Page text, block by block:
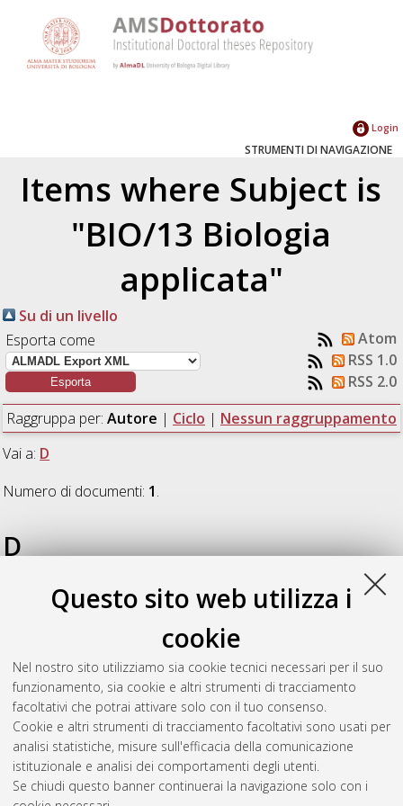
Questo sito web utilizza i
cookie
Nel nostro sito utilizziamo sia cookie tecnici necessari per il suo
funzionamento, sia cookie e altri strumenti di tracciamento
facoltativi che potrai attivare solo con il tuo consenso.
Cookie e altri strumenti di tracciamento facoltativi sono usati per
analisi statistiche, misure sull'efficacia della comunicazione
istituzionale e analisi dei comportamenti degli utenti.
Se chiudi questo banner continuerai la navigazione solo con i
Login
STRUMENTI DI NAVIGAZIONE
Items where Subject is
"BIO/13 Biologia
applicata"
Su di un livello
Esporta come
Atom
RSS 1.0
RSS 2.0
Raggruppa per: Autore | Ciclo | Nessun raggruppamento
Vai a: D
Numero di documenti: 1.
D
Di Tullio, Simona(2009)Variazione dell'espressione genica
indotta dall'esercizio fisico moderato:effetti benefici per
l'apparato cardiovascolare, [Dissertation thesis], Alma Mater
Studiorum Università di Bologna. Dottorato di ricerca in
Biotecnologie dello sviluppo e della riproduzione, 21 Ciclo.
DOI 10.6092/unibo/amsdottorato/1915.
Questa lista e' stata generata il Wed Aug 5 20:32:42 2026